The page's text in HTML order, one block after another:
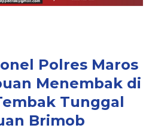
Polres Maros
Menembak di
Tunggal
Brimob